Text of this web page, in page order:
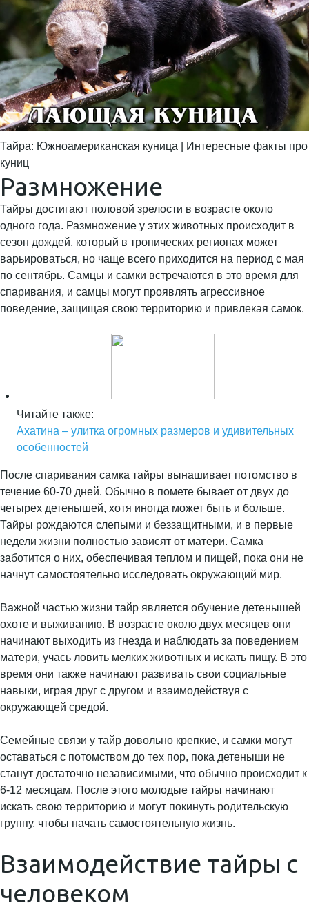
Тайра: Южноамериканская куница | Интересные факты про
куниц
Размножение
Тайры достигают половой зрелости в возрасте около
одного года. Размножение у этих животных происходит в
сезон дождей, который в тропических регионах может
варьироваться, но чаще всего приходится на период с мая
по сентябрь. Самцы и самки встречаются в это время для
спаривания, и самцы могут проявлять агрессивное
поведение, защищая свою территорию и привлекая самок.
Читайте также:
Ахатина – улитка огромных размеров и удивительных
особенностей
После спаривания самка тайры вынашивает потомство в
течение 60-70 дней. Обычно в помете бывает от двух до
четырех детенышей, хотя иногда может быть и больше.
Тайры рождаются слепыми и беззащитными, и в первые
недели жизни полностью зависят от матери. Самка
заботится о них, обеспечивая теплом и пищей, пока они не
начнут самостоятельно исследовать окружающий мир.
Важной частью жизни тайр является обучение детенышей
охоте и выживанию. В возрасте около двух месяцев они
начинают выходить из гнезда и наблюдать за поведением
матери, учась ловить мелких животных и искать пищу. В это
время они также начинают развивать свои социальные
навыки, играя друг с другом и взаимодействуя с
окружающей средой.
Семейные связи у тайр довольно крепкие, и самки могут
оставаться с потомством до тех пор, пока детеныши не
станут достаточно независимыми, что обычно происходит к
6-12 месяцам. После этого молодые тайры начинают
искать свою территорию и могут покинуть родительскую
группу, чтобы начать самостоятельную жизнь.
Взаимодействие тайры с
человеком